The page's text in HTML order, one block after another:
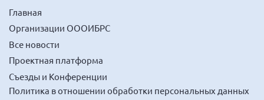
Общероссийская РС
Алтайский край
Архангельская область
Брянская область
Владимирская область
Главная
Организации ОООИБРС
Все новости
Проектная платформа
Съезды и Конференции
Политика в отношении обработки персональных данных